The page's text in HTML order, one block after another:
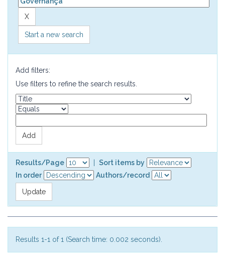
Start a new search
Add filters:
Use filters to refine the search results.
Results/Page
Sort items by
In order
Authors/record
Results 1-1 of 1 (Search time: 0.002 seconds).